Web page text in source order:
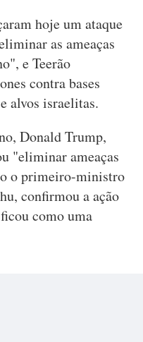
hoje um ataque
as ameaças
e Teerão
contra bases
alvos israelitas.
Donald Trump,
"eliminar ameaças
o primeiro-ministro
confirmou a ação
como uma